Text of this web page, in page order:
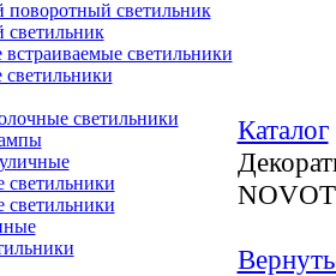
поворотный светильник
светильник
светильники
светильники
светильники
светильники
Каталог